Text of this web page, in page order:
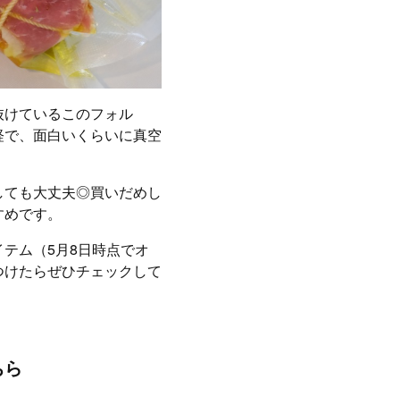
ているこのフォル
、面白いくらいに真空
も大丈夫◎買いだめし
です。
ム（5月8日時点でオ
たらぜひチェックして